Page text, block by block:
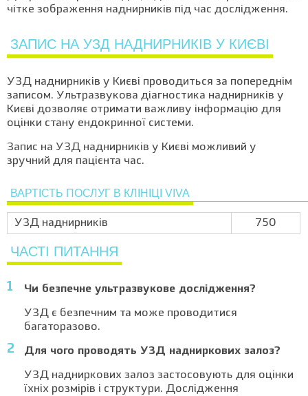
чітке зображення наднирників під час дослідження.
ЗАПИС НА УЗД НАДНИРНИКІВ У КИЄВІ
УЗД наднирників у Києві проводиться за попереднім
записом. Ультразвукова діагностика наднирників у
Києві дозволяє отримати важливу інформацію для
оцінки стану ендокринної системи.
Запис на УЗД наднирників у Києві можливий у
зручний для пацієнта час.
ВАРТІСТЬ ПОСЛУГ В КЛІНІЦІ VIVA
УЗД наднирників 750
ЧАСТІ ПИТАННЯ
Чи безпечне ультразвукове дослідження?
УЗД є безпечним та може проводитися
багаторазово.
Для чого проводять УЗД надниркових залоз?
УЗД надниркових залоз застосовують для оцінки
їхніх розмірів і структури. Дослідження